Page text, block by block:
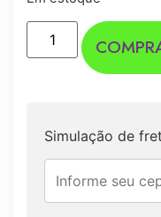
Simulação de